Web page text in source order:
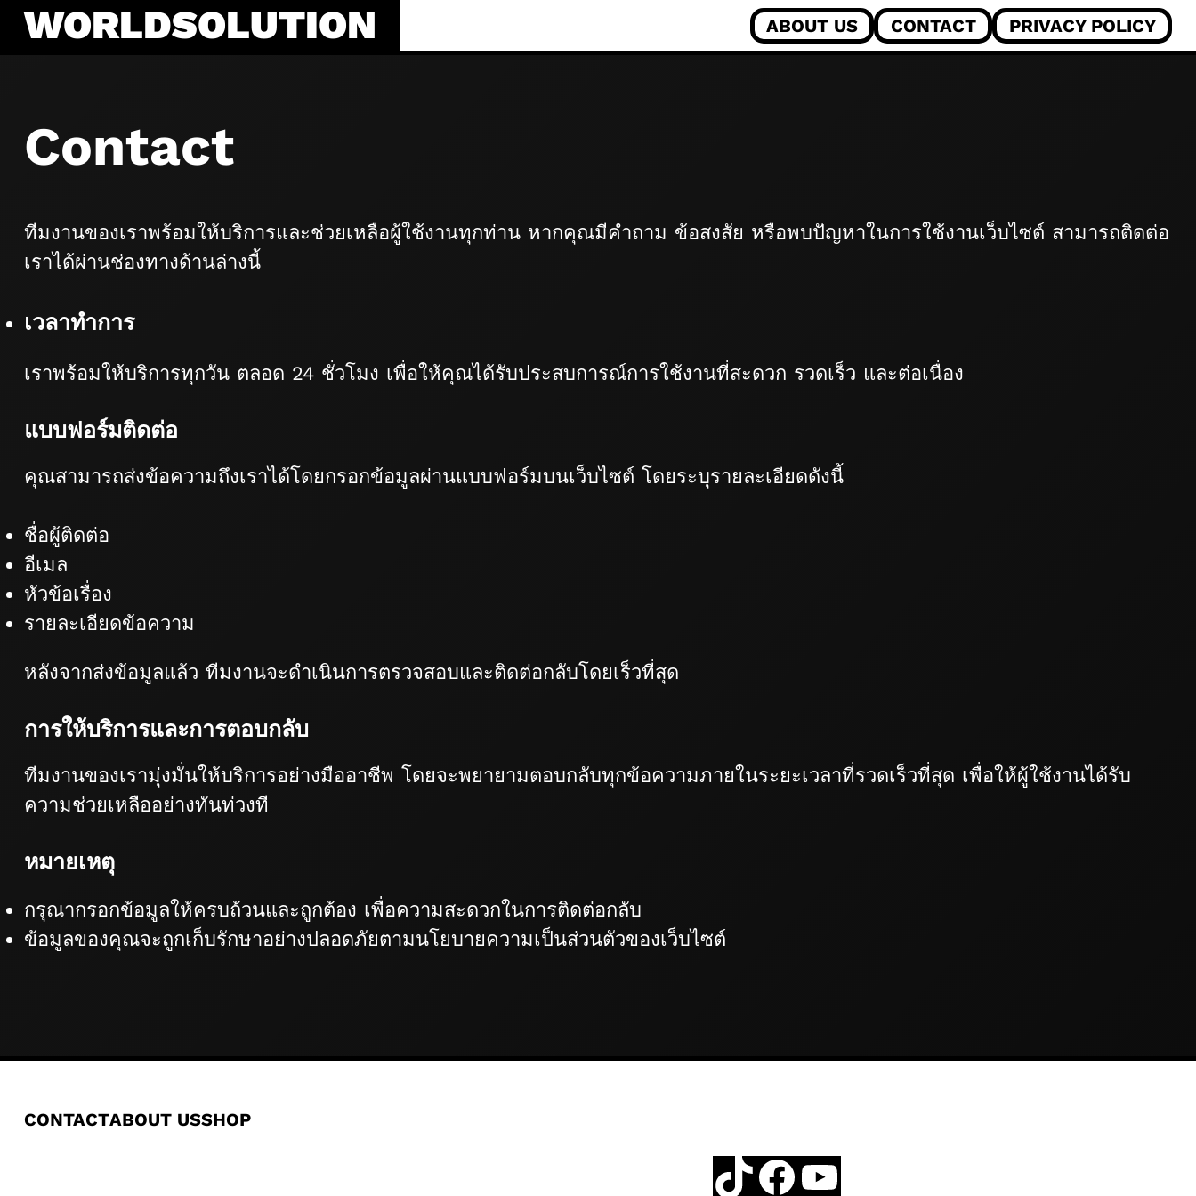
SkipWORLDSOLUTION ABOUT US CONTACT PRIVACY POLICY
Contact
ทีมงานของเราพร้อมให้บริการและช่วยเหลือผู้ใช้งานทุกท่าน หากคุณมีคำถาม ข้อสงสัย หรือพบปัญหาในการใช้งานเว็บไซต์ สามารถติดต่อ
เราได้ผ่านช่องทางด้านล่างนี้
เวลาทำการ
เราพร้อมให้บริการทุกวัน ตลอด 24 ชั่วโมง เพื่อให้คุณได้รับประสบการณ์การใช้งานที่สะดวก รวดเร็ว และต่อเนื่อง
แบบฟอร์มติดต่อ
คุณสามารถส่งข้อความถึงเราได้โดยกรอกข้อมูลผ่านแบบฟอร์มบนเว็บไซต์ โดยระบุรายละเอียดดังนี้
ชื่อผู้ติดต่อ
อีเมล
หัวข้อเรื่อง
รายละเอียดข้อความ
หลังจากส่งข้อมูลแล้ว ทีมงานจะดำเนินการตรวจสอบและติดต่อกลับโดยเร็วที่สุด
การให้บริการและการตอบกลับ
ทีมงานของเรามุ่งมั่นให้บริการอย่างมืออาชีพ โดยจะพยายามตอบกลับทุกข้อความภายในระยะเวลาที่รวดเร็วที่สุด เพื่อให้ผู้ใช้งานได้รับ
ความช่วยเหลืออย่างทันท่วงที
หมายเหตุ
กรุณากรอกข้อมูลให้ครบถ้วนและถูกต้อง เพื่อความสะดวกในการติดต่อกลับ
ข้อมูลของคุณจะถูกเก็บรักษาอย่างปลอดภัยตามนโยบายความเป็นส่วนตัวของเว็บไซต์
CONTACTABOUT USSHOP
TikTok Facebook YouTube